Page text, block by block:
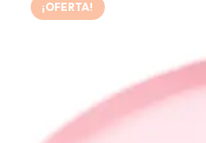
¡OFERTA!